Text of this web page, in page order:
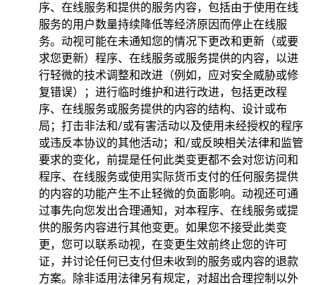
序、在线服务和提供的服务内容，包括由于使用在线
服务的用户数量持续降低等经济原因而停止在线服
务。动视可能在未通知您的情况下更改和更新（或要
求您更新）程序、在线服务或服务提供的内容，以进
行轻微的技术调整和改进（例如，应对安全威胁或修
复错误）；进行临时维护和进行改进，包括更改程
序、在线服务或服务提供的内容的结构、设计或布
局；打击非法和/或有害活动以及使用未经授权的程序
或违反本协议的其他活动；和/或反映相关法律和监管
要求的变化，前提是任何此类变更都不会对您访问和
程序、在线服务或使用实际货币支付的任何服务提供
的内容的功能产生不止轻微的负面影响。动视还可通
过事先向您发出合理通知，对本程序、在线服务或提
供的服务内容进行其他变更。如果您不接受此类变
更，您可以联系动视，在变更生效前终止您的许可
证，并讨论任何已支付但未收到的服务或内容的退款
方案。除非适用法律另有规定，对超出合理控制以外